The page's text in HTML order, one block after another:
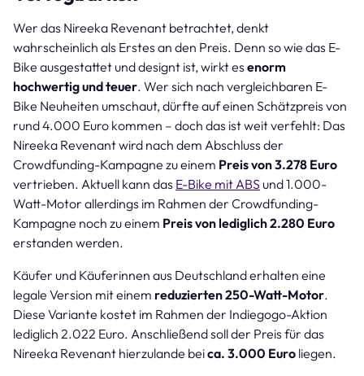
Wer das Nireeka Revenant betrachtet, denkt
wahrscheinlich als Erstes an den Preis. Denn so wie das E-
Bike ausgestattet und designt ist, wirkt es enorm
hochwertig und teuer. Wer sich nach vergleichbaren E-
Bike Neuheiten umschaut, dürfte auf einen Schätzpreis von
rund 4.000 Euro kommen – doch das ist weit verfehlt: Das
Nireeka Revenant wird nach dem Abschluss der
Crowdfunding-Kampagne zu einem Preis von 3.278 Euro
vertrieben. Aktuell kann das E-Bike mit ABS und 1.000-
Watt-Motor allerdings im Rahmen der Crowdfunding-
Kampagne noch zu einem Preis von lediglich 2.280 Euro
erstanden werden.
Käufer und Käuferinnen aus Deutschland erhalten eine
legale Version mit einem reduzierten 250-Watt-Motor.
Diese Variante kostet im Rahmen der Indiegogo-Aktion
lediglich 2.022 Euro. Anschließend soll der Preis für das
Nireeka Revenant hierzulande beica. 3.000 Euro liegen.